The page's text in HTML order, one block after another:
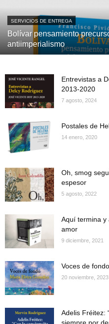
SERVICIOS DE ENTREGA
Bolívar pensamiento
antiimperialismo
Entrevistas a
2013-2020
7 agosto, 2024
Postales de
14 enero, 2020
Oh, smog
espesor
5 agosto, 2022
Aquí termina y
amor
9 diciembre, 2021
Voces de fondo
20 noviembre, 2023
Adelis Fréitez: